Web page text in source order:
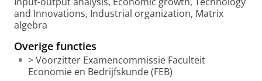
l
and Innovations, Industrial organization, Matrix
algebra
Overige functies
> Voorzitter Examencommissie Faculteit
Economie en Bedrijfskunde (FEB)